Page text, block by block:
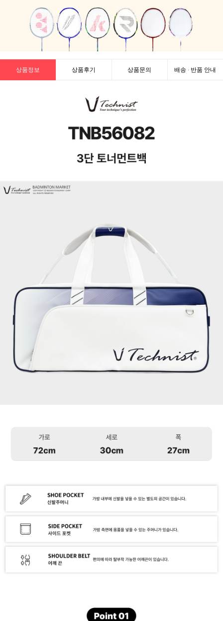
상품정보 상품후기 상품문의 배송 · 반품 안내